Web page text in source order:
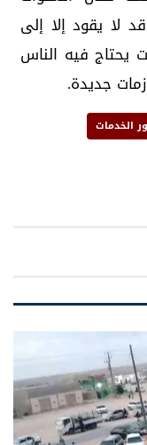
لا يقود إلا إلى
يحتاج فيه الناس
جديدة.
الخدمات